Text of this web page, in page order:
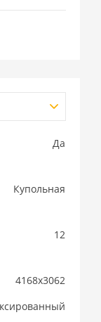
Да
Купольная
12
4168x3062